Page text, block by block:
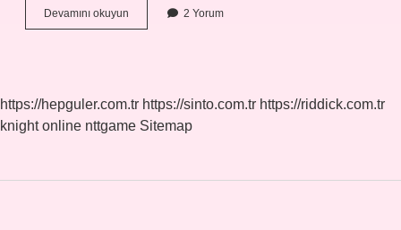
Devamını okuyun
Tip
2 Yorum
https://hepguler.com.tr https://sinto.com.tr https://riddick.com.tr
knight online nttgame Sitemap